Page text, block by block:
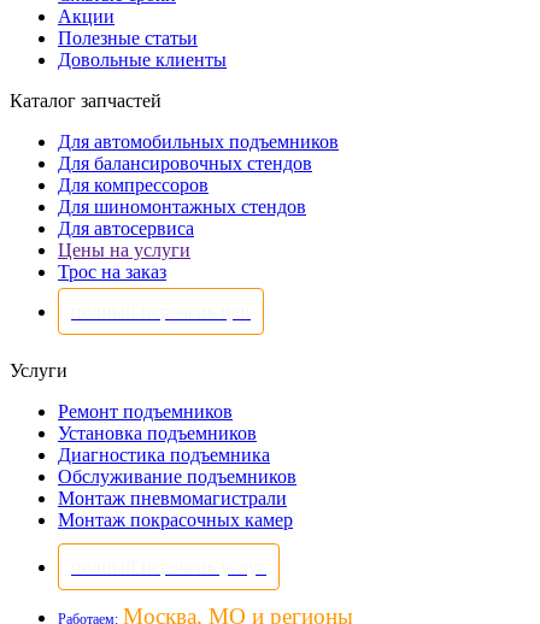
Акции
Полезные статьи
Довольные клиенты
Каталог запчастей
Для автомобильных подъемников
Для балансировочных стендов
Для компрессоров
Для шиномонтажных стендов
Для автосервиса
Цены на услуги
Трос на заказ
Услуги
Ремонт подъемников
Установка подъемников
Диагностика подъемника
Обслуживание подъемников
Монтаж пневмомагистрали
Монтаж покрасочных камер
Работаем: Москва, МО и регионы